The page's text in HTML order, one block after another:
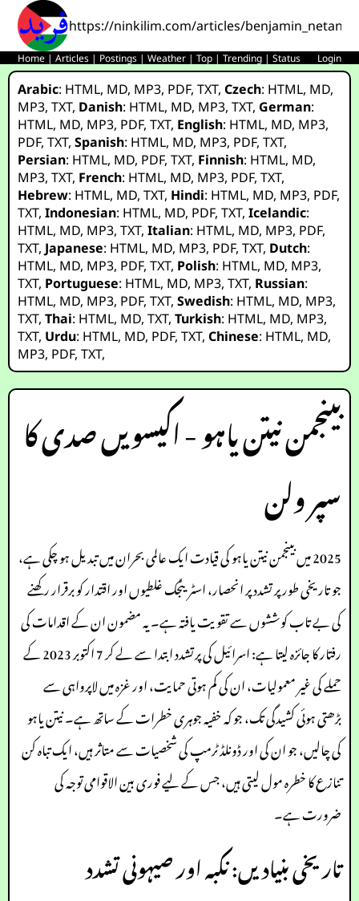
https://ninkilim.com/articles/
Home |Articles | Postings |Weather |Top |Trending |Status Login
Arabic: HTML, MD, MP3, PDF,TXT,Czech: HTML, MD,
MP3,TXT, Danish: HTML, MD, MP3,TXT, German:
HTML, MD, MP3, PDF,TXT, English: HTML, MD, MP3,
PDF,TXT,Spanish: HTML, MD, MP3, PDF,TXT,
Persian: HTML, MD, PDF,TXT, Finnish: HTML, MD,
MP3,TXT, French: HTML, MD, MP3, PDF,TXT,
Hebrew: HTML, MD,TXT, Hindi: HTML, MD, MP3, PDF,
TXT,Indonesian: HTML, MD, PDF,TXT,Icelandic:
HTML, MD, MP3,TXT,Italian: HTML, MD, MP3, PDF,
TXT, Japanese: HTML, MD, MP3, PDF,TXT, Dutch:
HTML, MD, MP3, PDF,TXT, Polish: HTML, MD, MP3,
TXT, Portuguese: HTML, MD, MP3,TXT, Russian:
HTML, MD, MP3, PDF,TXT,Swedish: HTML, MD, MP3,
TXT,Thai: HTML, MD,TXT,Turkish: HTML, MD, MP3,
TXT, Urdu: HTML, MD, PDF,TXT,Chinese: HTML, MD,
MP3, PDF,TXT,
بینجمن نیتن یاہو - اکیسویں صدی کا
سپر ولن
2025 میں بینجمن نیتن یاہو کی قیادت ایک عالمی بحران میں تبدیل ہو چکی ہے،
جو تاریخی طور پر تشدد پر انحصار، اسٹریٹجک غلطیوں اور اقتدار کو برقرار رکھنے
کی بے تاب کوششوں سے تقویت یافتہ ہے۔ یہ مضمون ان کے اقدامات کی
رفتار کا جائزہ لیتا ہے: اسرائیل کی پرتشدد ابتدا سے لے کر 7 اکتوبر 2023 کے
حملے کی غیر معمولیات، ان کی کم ہوتی حمایت، اور غزہ میں لاپرواہی سے
بڑھتی ہوئی کشیدگی تک، جو کہ خفیہ جوہری خطرات کے ساتھ ہے۔ نیتن یاہو
کی چالیں، جو ان کی اور ڈونلڈ ٹرمپ کی شخصیات سے متاثر ہیں، ایک تباہ کن
تنازع کا خطرہ مول لیتی ہیں، جس کے لیے فوری بین الاقوامی توجہ کی
ضرورت ہے۔
تاریخی بنیادیں: نکبہ اور صیہونی تشدد